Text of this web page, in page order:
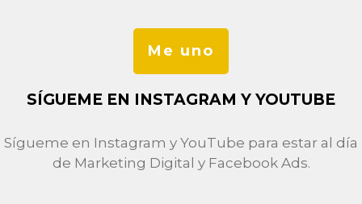
Me uno
SÍGUEME EN INSTAGRAM Y YOUTUBE
Sígueme en Instagram y YouTube para estar al día
de Marketing Digital y Facebook Ads.